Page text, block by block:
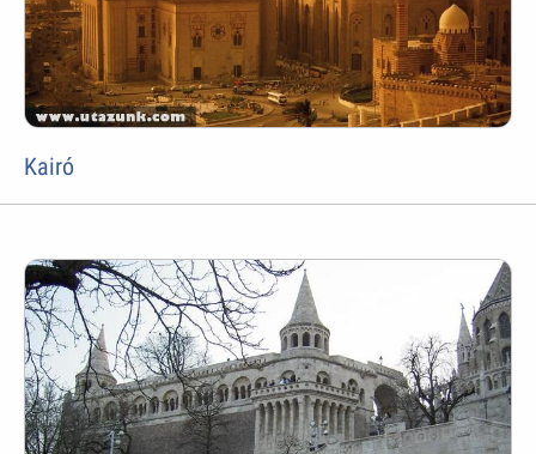
Kairó